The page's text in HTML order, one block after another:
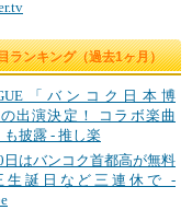
ランキング（過去1ヶ月）
「バンコク日本博
出演決定！ コラボ楽曲
も披露 - 推し楽
日はバンコク首都高が無料
生誕日など三連休で -